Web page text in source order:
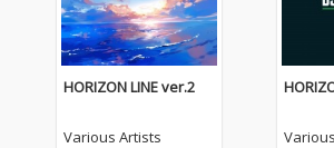
HORIZON LINE ver.2
Various Artists